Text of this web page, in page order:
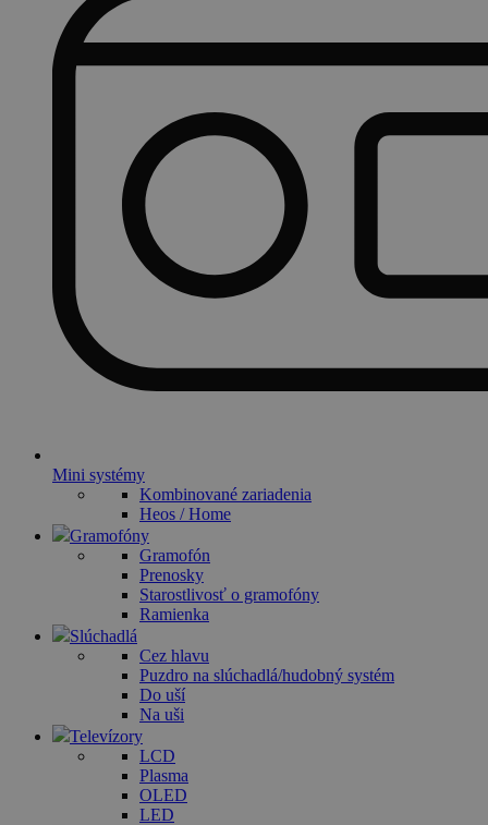
Mini systémy
Kombinované zariadenia
Heos / Home
Gramofóny
Gramofón
Prenosky
Starostlivosť o gramofóny
Ramienka
Slúchadlá
Cez hlavu
Puzdro na slúchadlá/hudobný systém
Do uší
Na uši
Televízory
LCD
Plasma
OLED
LED